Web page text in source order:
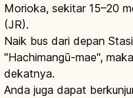
Morioka, sekitar 15–20
(JR).
Naik bus dari depan
"Hachimangū-mae",
dekatnya.
Anda juga dapat